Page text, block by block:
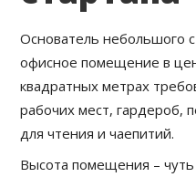
Основатель небольшого
офисное помещение в
квадратных метрах
рабочих мест, гардероб,
для чтения и чаепитий.
Высота помещения –